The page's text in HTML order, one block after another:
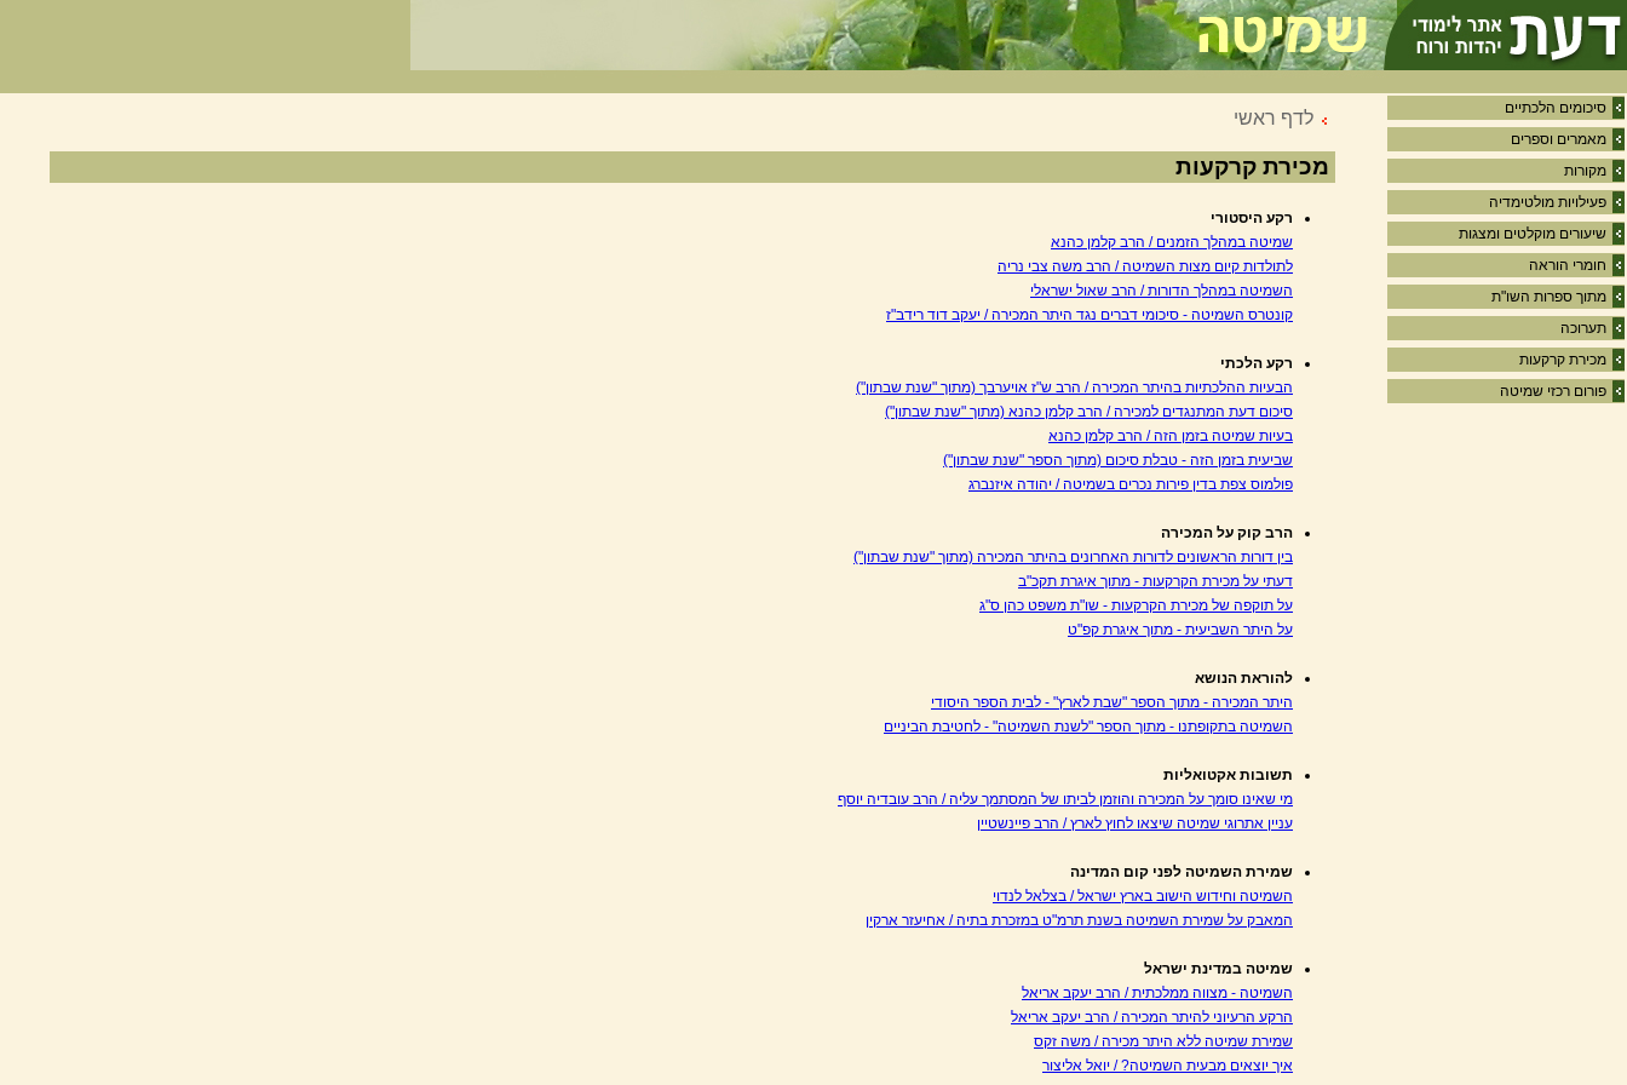
סיכומים הלכתיים
מאמרים וספרים
מקורות
פעילויות מולטימדיה
שיעורים מוקלטים ומצגות
חומרי הוראה
מתוך ספרות השו"ת
תערוכה
מכירת קרקעות
פורום רכזי שמיטה
לדף ראשי
מכירת קרקעות
רקע היסטורי
שמיטה במהלך הזמנים / הרב קלמן כהנא
לתולדות קיום מצות השמיטה / הרב משה צבי נריה
השמיטה במהלך הדורות / הרב שאול ישראלי
קונטרס השמיטה - סיכומי דברים נגד היתר המכירה / יעקב דוד רידב"ז
רקע הלכתי
הבעיות ההלכתיות בהיתר המכירה / הרב ש"ז אויערבך (מתוך "שנת שבתון")
סיכום דעת המתנגדים למכירה / הרב קלמן כהנא (מתוך "שנת שבתון")
בעיות שמיטה בזמן הזה / הרב קלמן כהנא
שביעית בזמן הזה - טבלת סיכום (מתוך הספר "שנת שבתון")
פולמוס צפת בדין פירות נכרים בשמיטה / יהודה איזנברג
הרב קוק על המכירה
בין דורות הראשונים לדורות האחרונים בהיתר המכירה (מתוך "שנת שבתון")
דעתי על מכירת הקרקעות - מתוך איגרת תקכ"ב
על תוקפה של מכירת הקרקעות - שו"ת משפט כהן ס"ג
על היתר השביעית - מתוך איגרת קפ"ט
להוראת הנושא
היתר המכירה - מתוך הספר "שבת לארץ" - לבית הספר היסודי
השמיטה בתקופתנו - מתוך הספר "לשנת השמיטה" - לחטיבת הביניים
תשובות אקטואליות
מי שאינו סומך על המכירה והוזמן לביתו של המסתמך עליה / הרב עובדיה יוסף
עניין אתרוגי שמיטה שיצאו לחוץ לארץ / הרב פיינשטיין
שמירת השמיטה לפני קום המדינה
השמיטה וחידוש הישוב בארץ ישראל / בצלאל לנדוי
המאבק על שמירת השמיטה בשנת תרמ"ט במזכרת בתיה / אחיעזר ארקין
שמיטה במדינת ישראל
השמיטה - מצווה ממלכתית / הרב יעקב אריאל
הרקע הרעיוני להיתר המכירה / הרב יעקב אריאל
שמירת שמיטה ללא היתר מכירה / משה זקס
איך יוצאים מבעית השמיטה? / יואל אליצור